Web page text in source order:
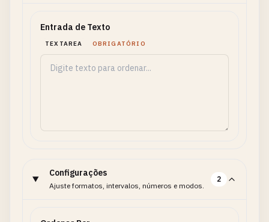
Entrada de Texto
TEXTAREA OBRIGATÓRIO
Configurações
Ajuste formatos, intervalos, números e modos.
2